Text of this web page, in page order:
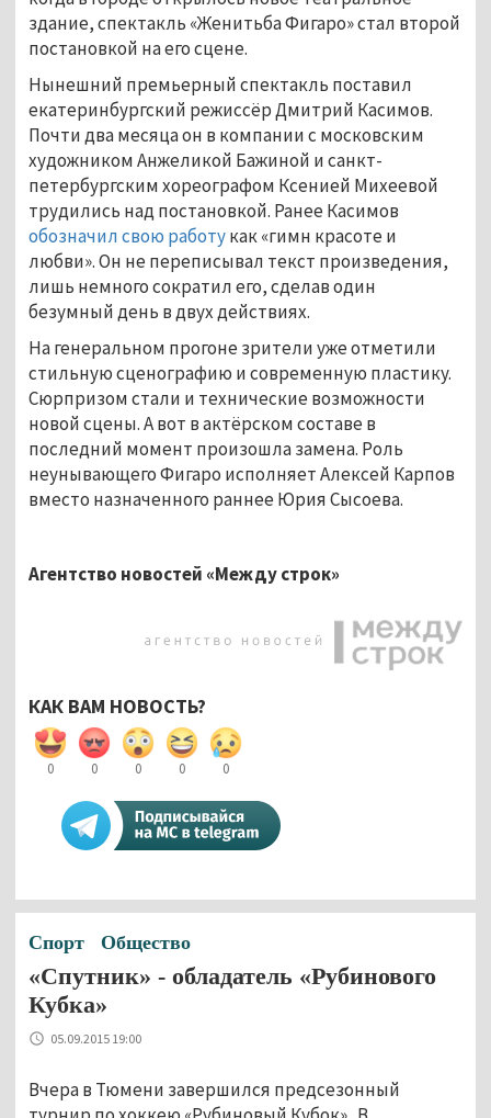
здание, спектакль «Женитьба Фигаро» стал второй
постановкой на его сцене.
Нынешний премьерный спектакль поставил
екатеринбургский режиссёр Дмитрий Касимов.
Почти два месяца он в компании с московским
художником Анжеликой Бажиной и санкт-
петербургским хореографом Ксенией Михеевой
трудились над постановкой. Ранее Касимов
обозначил свою работукак «гимн красоте и
любви». Он не переписывал текст произведения,
лишь немного сократил его, сделав один
безумный день в двух действиях.
На генеральном прогоне зрители уже отметили
стильную сценографию и современную пластику.
Сюрпризом стали и технические возможности
новой сцены. А вот в актёрском составе в
последний момент произошла замена. Роль
неунывающего Фигаро исполняет Алексей Карпов
вместо назначенного раннее Юрия Сысоева.
Агентство новостей «Между строк»
КАК ВАМ НОВОСТЬ?
0 0 0 0 0
Спорт Общество
«Спутник» - обладатель «Рубинового
Кубка»
05.09.2015 19:00
Вчера в Тюмени завершился предсезонный